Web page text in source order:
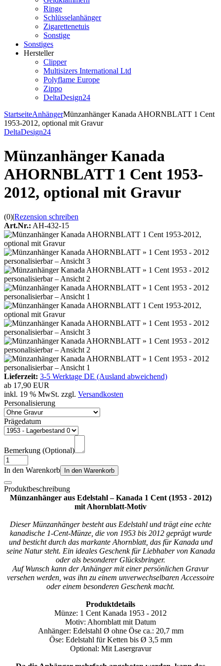
Ringe
Schlüsselanhänger
Zigarettenetuis
Sonstige
Sonstiges
Hersteller
Clipper
Multisizers International Ltd
Polyflame Europe
Zippo
DeltaDesign24
StartseiteAnhängerMünzanhänger Kanada AHORNBLATT 1 Cent
1953-2012, optional mit Gravur
DeltaDesign24
Münzanhänger Kanada
AHORNBLATT 1 Cent 1953-
2012, optional mit Gravur
(0)|Rezension schreiben
Art.Nr.: AH-432-15
Lieferzeit: 3-5 Werktage DE (Ausland abweichend)
ab 17,90 EUR
inkl. 19 % MwSt. zzgl. Versandkosten
Personalisierung
Prägedatum
Bemerkung (Optional)
In den Warenkorb In den Warenkorb
Produktbeschreibung
Münzanhänger aus Edelstahl – Kanada 1 Cent (1953 - 2012)
mit Ahornblatt-Motiv
Dieser Münzanhänger besteht aus Edelstahl und trägt eine echte
kanadische 1-Cent-Münze, die von 1953 bis 2012 geprägt wurde
und besticht durch das markante Ahornblatt, das für Kanada und
seine Natur steht. Ein ideales Geschenk für Liebhaber von Kanada
oder als besonderer Glücksbringer.
Auf Wunsch kann der Anhänger mit einer persönlichen Gravur
versehen werden, was ihn zu einem unverwechselbaren Accessoire
oder einem besonderen Geschenk macht.
Produktdetails
Münze: 1 Cent Kanada 1953 - 2012
Motiv: Ahornblatt mit Datum
Anhänger: Edelstahl Ø ohne Öse ca.: 20,7 mm
Öse: Edelstahl für Ketten bis Ø 3,5 mm
Optional: Mit Lasergravur